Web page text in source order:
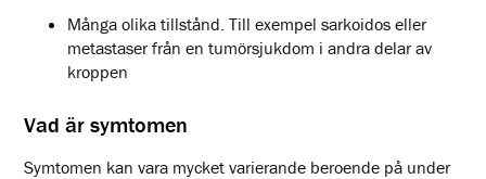
Många olika tillstånd. Till exempel sarkoidos eller
metastaser från en tumörsjukdom i andra delar av
kroppen
Vad är symtomen
Symtomen kan vara mycket varierande beroende på under